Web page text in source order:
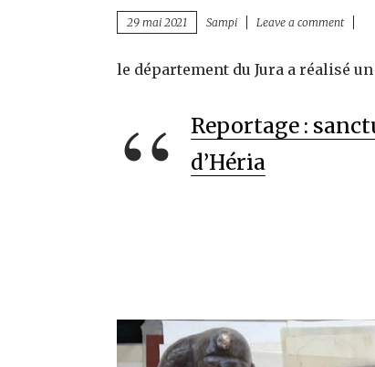
29 mai 2021 Sampi Leave a comment
le département du Jura a réalisé
Reportage :
d’Héria